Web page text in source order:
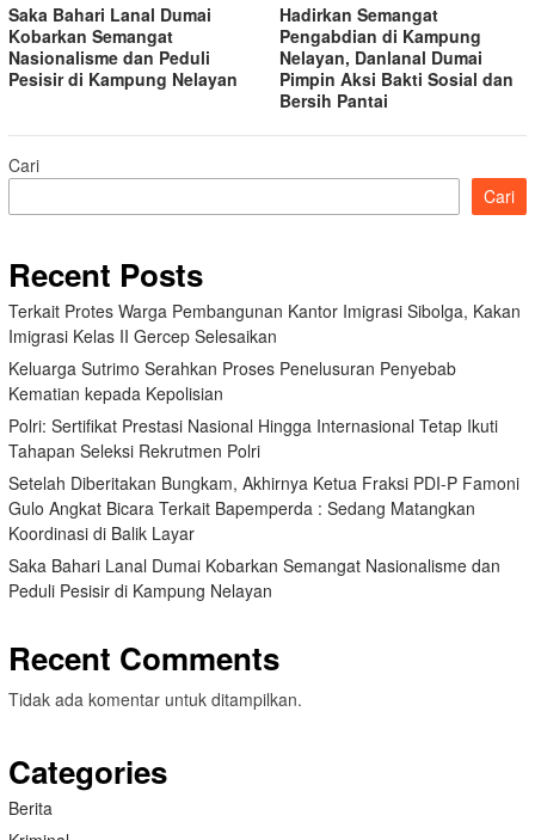
Saka Bahari Lanal Dumai
Kobarkan Semangat
Nasionalisme dan Peduli
Pesisir di Kampung Nelayan
Hadirkan Semangat
Pengabdian di Kampung
Nelayan, Danlanal Dumai
Pimpin Aksi Bakti Sosial dan
Bersih Pantai
Cari
Cari
Recent Posts
Terkait Protes Warga Pembangunan Kantor Imigrasi Sibolga, Kakan
Imigrasi Kelas II Gercep Selesaikan
Keluarga Sutrimo Serahkan Proses Penelusuran Penyebab
Kematian kepada Kepolisian
Polri: Sertifikat Prestasi Nasional Hingga Internasional Tetap Ikuti
Tahapan Seleksi Rekrutmen Polri
Setelah Diberitakan Bungkam, Akhirnya Ketua Fraksi PDI-P Famoni
Gulo Angkat Bicara Terkait Bapemperda : Sedang Matangkan
Koordinasi di Balik Layar
Saka Bahari Lanal Dumai Kobarkan Semangat Nasionalisme dan
Peduli Pesisir di Kampung Nelayan
Recent Comments
Tidak ada komentar untuk ditampilkan.
Categories
Berita